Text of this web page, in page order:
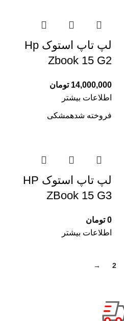
لپ تاپ استوک Hp
Zbook 15 G2
14,000,000 تومان
اطلاعات بیشتر
فروخته شدهمشکی
لپ تاپ استوک HP
ZBook 15 G3
0 تومان
اطلاعات بیشتر
2
→